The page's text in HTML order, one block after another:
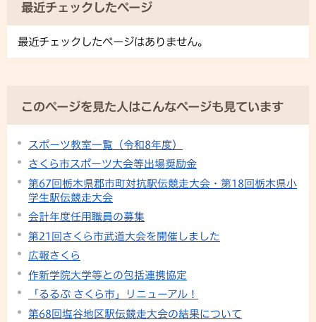
最近チェックしたページ
最近チェックしたページはありません。
このページを見た人はこんなページも見ています
スポーツ教室一覧（令和8年度）
さくら市スポーツ大会等出場奨励金
第67回栃木県郡市町対抗駅伝競走大会・第18回栃木県小
学生駅伝競走大会
会計年度任用職員の募集
第21回さくら市武道大会を開催しました
広報さくら
作新学院大学等との包括連携協定
「るるぶ さくら市」リニューアル！
第68回塩谷地区駅伝競走大会の結果について